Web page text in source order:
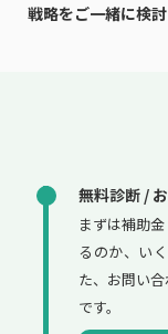
戦略をご一緒に検討
無料診断 /
まずは補助
るのか、い
た、お問い
です。